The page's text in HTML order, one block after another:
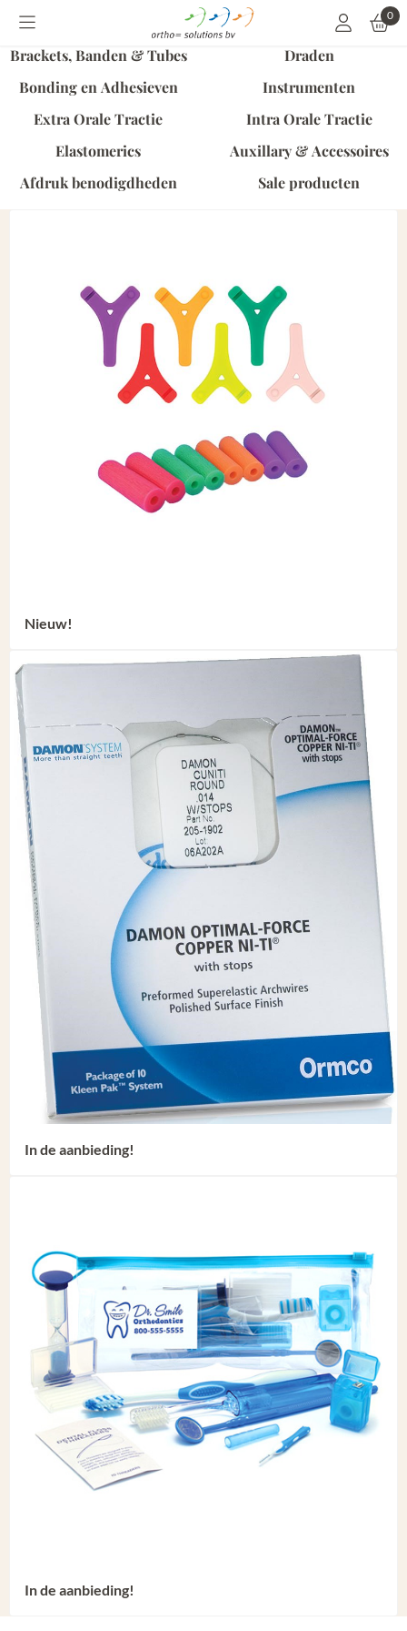
Cookievoorkeuren zijn momenteel gesloten. 0
Brackets, Banden & Tubes
Draden
Bonding en Adhesieven
Instrumenten
Extra Orale Tractie
Intra Orale Tractie
Elastomerics
Auxillary & Accessoires
Afdruk benodigdheden
Sale producten
Nieuw!
In de aanbieding!
In de aanbieding!